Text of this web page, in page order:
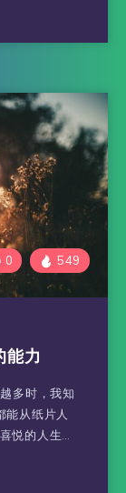
0 549
能力
多时，我知
能从纸片人
悦的人生…